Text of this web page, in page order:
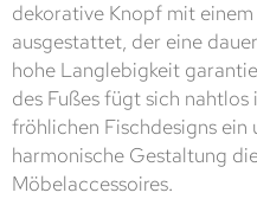
dekorative Knopf mit
ausgestattet, der eine
hohe Langlebigkeit
des Fußes fügt sich
fröhlichen Fischdesigns
harmonische Gestaltung
Möbelaccessoires.